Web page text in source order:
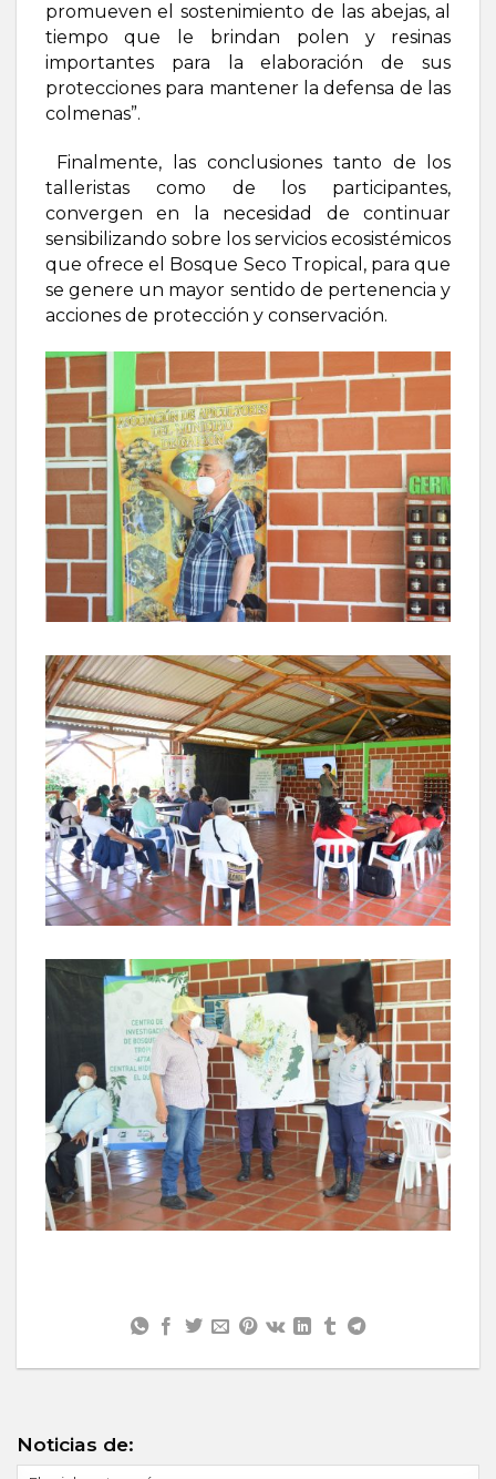
promueven el sostenimiento de las abejas, al
tiempo que le brindan polen y resinas
importantes para la elaboración de sus
protecciones para mantener la defensa de las
colmenas”.
Finalmente, las conclusiones tanto de los
talleristas como de los participantes,
convergen en la necesidad de continuar
sensibilizando sobre los servicios ecosistémicos
que ofrece el Bosque Seco Tropical, para que
se genere un mayor sentido de pertenencia y
acciones de protección y conservación.
Noticias de: